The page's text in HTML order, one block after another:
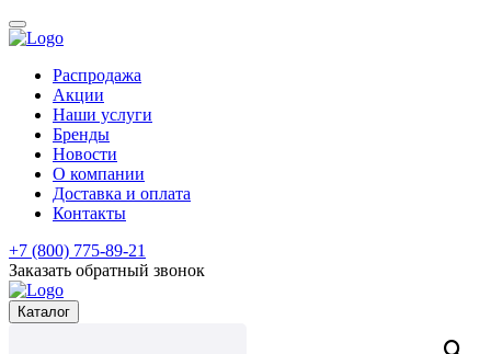
Распродажа
Акции
Наши услуги
Бренды
Новости
О компании
Доставка и оплата
Контакты
+7 (800) 775-89-21
Заказать обратный звонок
Каталог